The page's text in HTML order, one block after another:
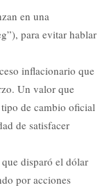
en una
para evitar hablar
inflacionario que
Un valor que
de cambio oficial
de satisfacer
disparó el dólar
por acciones